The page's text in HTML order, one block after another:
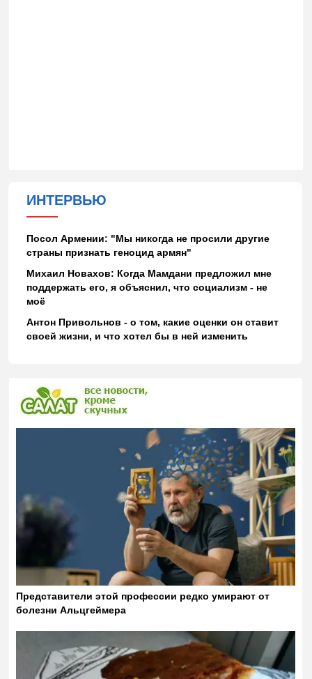
ИНТЕРВЬЮ
Посол Армении: "Мы никогда не просили другие
страны признать геноцид армян"
Михаил Новахов: Когда Мамдани предложил мне
поддержать его, я объяснил, что социализм - не
моё
Антон Привольнов - о том, какие оценки он ставит
своей жизни, и что хотел бы в ней изменить